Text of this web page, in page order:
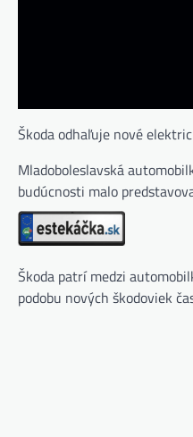
Škoda odhaľuje nové
Mladoboleslavská
budúcnosti malo
Škoda patrí medzi
podobu nových škodoviek